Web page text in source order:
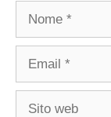
Nome
Email
Sito